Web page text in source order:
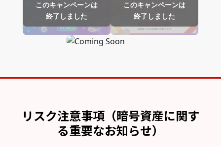
このキャンペーンは
終了しました
このキャンペーンは
終了しました
リスク注意事項（暗号資産に関す
る重要なお知らせ）